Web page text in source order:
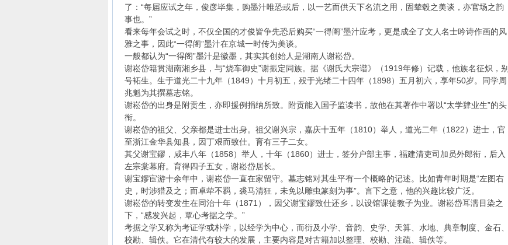
了：“每届应试之年，俊彦毕集，购墨汁唯恐或后，以一艺而供天下名流之用，固辇毂之美谈，亦官场之韵
事也。”
看来每年会试之时，不仅全国的才俊皆争先恐后购买“一得阁”墨汁应考，更是成全了文人名士吟诗作画的风
雅之事，因此“一得阁”墨汁在京城一时传为美谈。
一般都认为“一得阁”墨汁是徽墨，其实其创始人是湖南人谢崧岱。
谢崧岱籍贯湖南湘乡县，与“烧车御史”谢振定同族。据《谢氏大宗谱》（1919年修）记载，他族名征炽，别
号袥生。生于道光二十九年（1849）十月初五，殁于光绪二十四年（1898）五月初六，享年50岁。同学周
兆魁为其撰墓志铭。
谢崧岱的出身是附贡生，亦即援例捐纳所致。附贡能入国子监读书，故他在其著作中署以“太学肄业生”的头
衔。
谢崧岱的祖父、父亲都是进士出身。祖父谢兴宗，嘉庆十五年（1810）举人，道光二年（1822）进士，官
至浙江金华县知县，因丁艰而致仕。育有三子二女。
其父谢宝鏐，咸丰八年（1858）举人，十年（1860）进士，签分户部主事，福建清吏司加员外郎衔，后入
左宗棠幕府。育得四子五女，谢崧岱居长。
谢宝鏐宦游十余年中，谢崧岱一直在家留守。墓志铭对其生平有一个概略的记述。比如青年时期是“左图右
史，时涉猎及之；而卓荦不羁，裘马清狂，未免以雕虫篆刻为事”。言下之意，他的兴趣比较广泛。
谢崧岱的转变发生在同治十年（1871），因父谢宝鏐致仕还乡，以设馆课徒教子为业。谢崧岱耳濡目染之
下，“感发兴起，覃心考据之学。”
考据之学又称为考证学或朴学，以经学为中心，而衍及小学、音韵、史学、天算、水地、典章制度、金石、
校勘、辑佚。它在清代有较大的发展，主要内容是对古籍加以整理、校勘、注疏、辑佚等。